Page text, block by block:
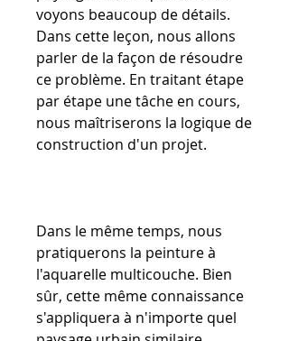
voyons beaucoup de détails.
Dans cette leçon, nous allons
parler de la façon de résoudre
ce problème. En traitant étape
par étape une tâche en cours,
nous maîtriserons la logique de
construction d'un projet.
Dans le même temps, nous
pratiquerons la peinture à
l'aquarelle multicouche. Bien
sûr, cette même connaissance
s'appliquera à n'importe quel